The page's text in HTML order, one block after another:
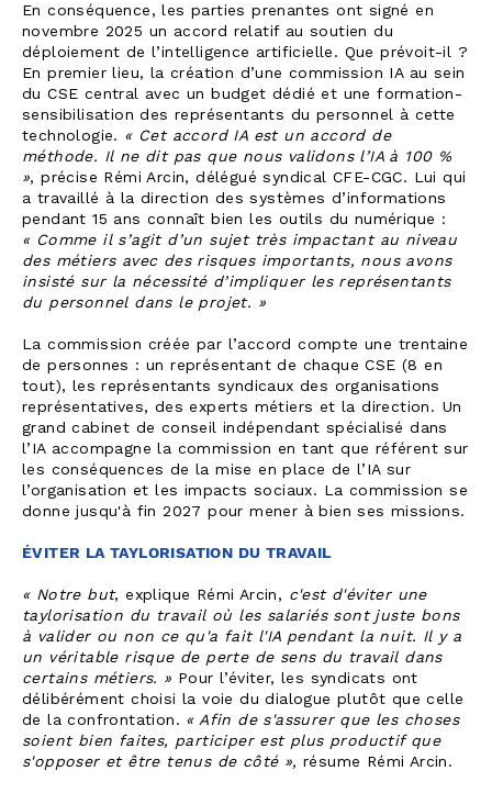
En conséquence, les parties prenantes ont signé en
novembre 2025 un accord relatif au soutien du
déploiement de l’intelligence artificielle. Que prévoit-il ?
En premier lieu, la création d’une commission IA au sein
du CSE central avec un budget dédié et une formation-
sensibilisation des représentants du personnel à cette
technologie. « Cet accord IA est un accord de
méthode. Il ne dit pas que nous validons l’IA à 100 %
», précise Rémi Arcin, délégué syndical CFE-CGC. Lui qui
a travaillé à la direction des systèmes d’informations
pendant 15 ans connaît bien les outils du numérique :
« Comme il s’agit d’un sujet très impactant au niveau
des métiers avec des risques importants, nous avons
insisté sur la nécessité d’impliquer les représentants
du personnel dans le projet. »
La commission créée par l’accord compte une trentaine
de personnes : un représentant de chaque CSE (8 en
tout), les représentants syndicaux des organisations
représentatives, des experts métiers et la direction. Un
grand cabinet de conseil indépendant spécialisé dans
l’IA accompagne la commission en tant que référent sur
les conséquences de la mise en place de l’IA sur
l’organisation et les impacts sociaux. La commission se
donne jusqu'à fin 2027 pour mener à bien ses missions.
ÉVITER LA TAYLORISATION DU TRAVAIL
« Notre but, explique Rémi Arcin, c'est d'éviter une
taylorisation du travail où les salariés sont juste bons
à valider ou non ce qu'a fait l'IA pendant la nuit. Il y a
un véritable risque de perte de sens du travail dans
certains métiers. » Pour l’éviter, les syndicats ont
délibérément choisi la voie du dialogue plutôt que celle
de la confrontation. « Afin de s'assurer que les choses
soient bien faites, participer est plus productif que
s'opposer et être tenus de côté », résume Rémi Arcin.